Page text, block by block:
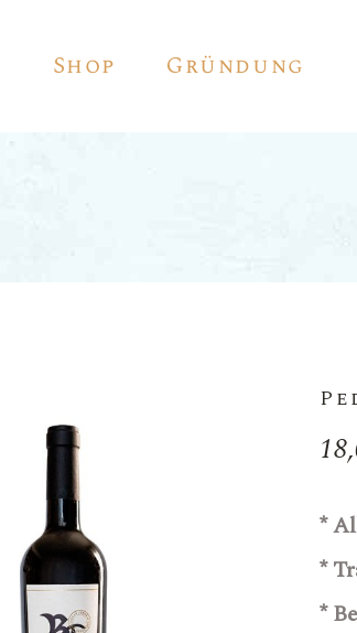
Shop
Pedro Ximénez
Vermouth
Sweet Wine
Olivenöl
Orange Wine
Gründung
*
*
*